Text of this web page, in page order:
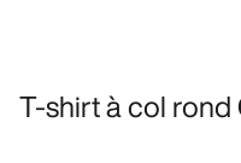
T-shirt à col